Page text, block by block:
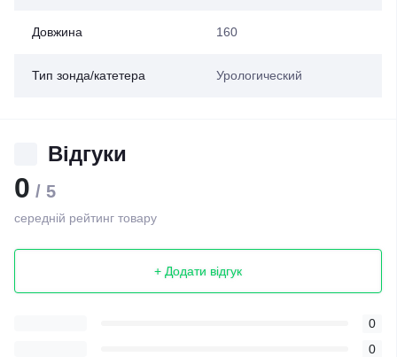
Довжина 160
Тип зонда/катетера Урологический
Відгуки
0 / 5
середній рейтинг товару
+ Додати відгук
0
0